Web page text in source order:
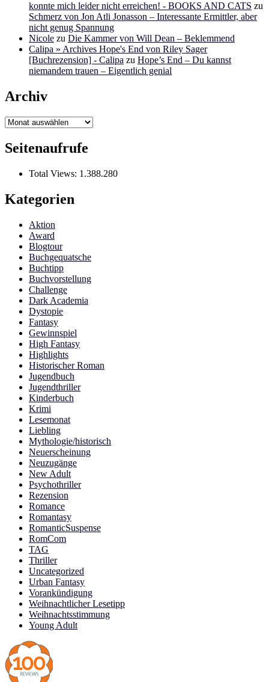
konnte mich leider nicht erreichen! - BOOKS AND CATS zu
Schmerz von Jon Atli Jonasson – Interessante Ermittler, aber
nicht genug Spannung
Nicole zu Die Kammer von Will Dean – Beklemmend
Calipa » Archives Hope's End von Riley Sager
[Buchrezension] - Calipa zu Hope’s End – Du kannst
niemandem trauen – Eigentlich genial
Archiv
Archiv
Seitenaufrufe
Total Views: 1.388.280
Kategorien
Aktion
Award
Blogtour
Buchgequatsche
Buchtipp
Buchvorstellung
Challenge
Dark Academia
Dystopie
Fantasy
Gewinnspiel
High Fantasy
Highlights
Historischer Roman
Jugendbuch
Jugendthriller
Kinderbuch
Krimi
Lesemonat
Liebling
Mythologie/historisch
Neuerscheinung
Neuzugänge
New Adult
Psychothriller
Rezension
Romance
Romantasy
RomanticSuspense
RomCom
TAG
Thriller
Uncategorized
Urban Fantasy
Vorankündigung
Weihnachtlicher Lesetipp
Weihnachtsstimmung
Young Adult